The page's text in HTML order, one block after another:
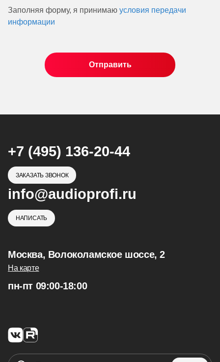
Заполняя форму, я принимаю условия передачи
информации
+7 (495) 136-20-44
ЗАКАЗАТЬ ЗВОНОК
info@audioprofi.ru
НАПИСАТЬ
Москва, Волоколамское шоссе, 2
На карте
пн-пт 09:00-18:00